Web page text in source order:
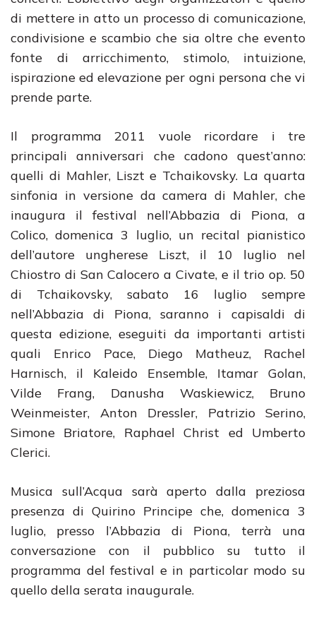
di mettere in atto un processo di comunicazione,
condivisione e scambio che sia oltre che evento
fonte di arricchimento, stimolo, intuizione,
ispirazione ed elevazione per ogni persona che vi
prende parte.
Il programma 2011 vuole ricordare i tre
principali anniversari che cadono quest’anno:
quelli di Mahler, Liszt e Tchaikovsky. La quarta
sinfonia in versione da camera di Mahler, che
inaugura il festival nell’Abbazia di Piona, a
Colico, domenica 3 luglio, un recital pianistico
dell’autore ungherese Liszt, il 10 luglio nel
Chiostro di San Calocero a Civate, e il trio op. 50
di Tchaikovsky, sabato 16 luglio sempre
nell’Abbazia di Piona, saranno i capisaldi di
questa edizione, eseguiti da importanti artisti
quali Enrico Pace, Diego Matheuz, Rachel
Harnisch, il Kaleido Ensemble, Itamar Golan,
Vilde Frang, Danusha Waskiewicz, Bruno
Weinmeister, Anton Dressler, Patrizio Serino,
Simone Briatore, Raphael Christ ed Umberto
Clerici.
Musica sull’Acqua sarà aperto dalla preziosa
presenza di Quirino Principe che, domenica 3
luglio, presso l’Abbazia di Piona, terrà una
conversazione con il pubblico su tutto il
programma del festival e in particolar modo su
quello della serata inaugurale.